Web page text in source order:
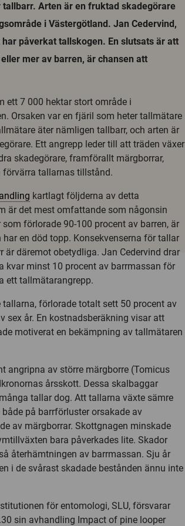
Arten är en fruktad skadegörare
i Västergötland. Jan Cedervind,
påverkat tallskogen. En slutsats är att
mer av barren, är chansen att
ett 7 000 hektar stort område i
Orsaken var en fjäril som heter tallmätare
äter nämligen tallbarr, och arten är
Ett angrepp leder till att träden växer
skadegörare, framförallt märgborrar,
tallarnas tillstånd.
kartlagt följderna av detta
är det mest omfattande som någonsin
förlorade 90-100 procent av barren, är
en död topp. Konsekvenserna för tallar
är däremot obetydliga. Jan Cedervind drar
kvar minst 10 procent av barrmassan för
ett tallmätarangrepp.
förlorade totalt sett 50 procent av
sex år. En kostnadsberäkning visar att
motiverat en bekämpning av tallmätaren
angripna av större märgborre (Tomicus
årsskott. Dessa skalbaggar
tallar dog. Att tallarna växte sämre
på barrförluster orsakade av
av märgborrar. Skottgnagen minskade
bara påverkades lite. Skador
återhämtningen av barrmassan. Sju år
i de svårast skadade bestånden ännu inte
för entomologi, SLU, försvarar
sin avhandling Impact of pine looper